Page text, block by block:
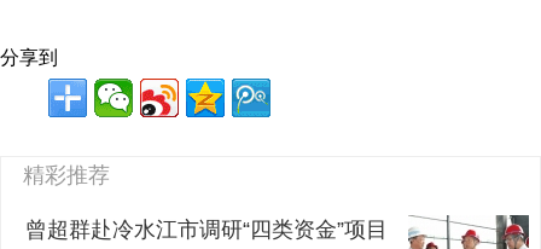
分享到
精彩推荐
曾超群赴冷水江市调研“四类资金”项目